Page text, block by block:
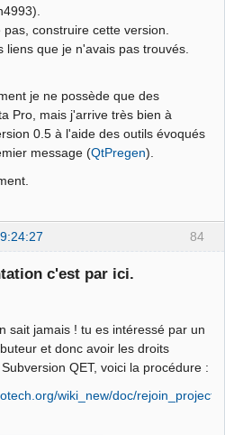
construire cette version.
liens que je n'avais pas trouvés.
je ne possède que des
Pro, mais j'arrive très bien à
0.5 à l'aide des outils évoqués
message (QtPregen).
84
c'est par ici.
sait jamais ! tu es intéressé par un
et donc avoir les droits
QET, voici la procédure :
wiki_new/doc/rejoin_project